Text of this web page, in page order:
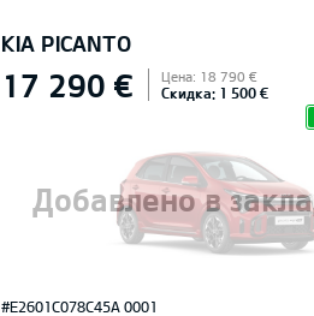
KIA PICANTO
Добавлено в
17 290 € Цена: 18 790 €
Скидка: 1 500 €
#E2601C078C45A 0001